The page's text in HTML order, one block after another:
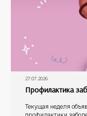
27.07.2026
Профилактика
Текущая неделя